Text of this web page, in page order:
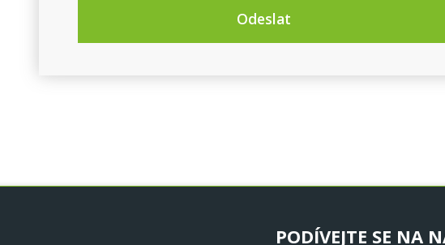
Odeslat
PODÍVEJTE SE NA